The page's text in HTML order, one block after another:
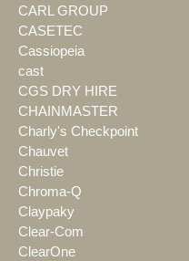
CARL GROUP
CASETEC
Cassiopeia
cast
CGS DRY HIRE
CHAINMASTER
Charly's Checkpoint
Chauvet
Christie
Chroma-Q
Claypaky
Clear-Com
ClearOne